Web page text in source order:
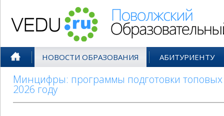
НОВОСТИ ОБРАЗОВАНИЯ АБИТУРИЕНТУ
Минцифры: программы подготовки
2026 году